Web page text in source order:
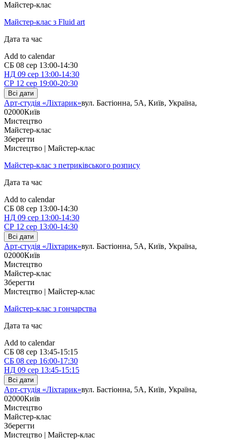
Майстер-клас
Майстер-клас з Fluid art
Дата та час
Add to calendar
СБ 08 сер 13:00-14:30
НД 09 сер 13:00-14:30
СР 12 сер 19:00-20:30
Всі дати
Арт-студія «Ліхтарик»вул. Бастіонна, 5А, Київ, Україна,
02000Київ
Мистецтво
Майстер-клас
Зберегти
Мистецтво | Майстер-клас
Майстер-клас з петриківського розпису
Дата та час
Add to calendar
СБ 08 сер 13:00-14:30
НД 09 сер 13:00-14:30
СР 12 сер 13:00-14:30
Всі дати
Арт-студія «Ліхтарик»вул. Бастіонна, 5А, Київ, Україна,
02000Київ
Мистецтво
Майстер-клас
Зберегти
Мистецтво | Майстер-клас
Майстер-клас з гончарства
Дата та час
Add to calendar
СБ 08 сер 13:45-15:15
СБ 08 сер 16:00-17:30
НД 09 сер 13:45-15:15
Всі дати
Арт-студія «Ліхтарик»вул. Бастіонна, 5А, Київ, Україна,
02000Київ
Мистецтво
Майстер-клас
Зберегти
Мистецтво | Майстер-клас